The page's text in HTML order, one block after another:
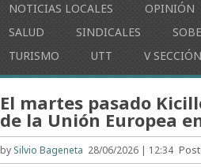
NOTICIAS LOCALES
OPINIÓN
SALUD
SINDICALES
TURISMO
UTT V
El martes pasado
de la Unión Europea
by Silvio Bageneta 28/06/2026 | 12:34